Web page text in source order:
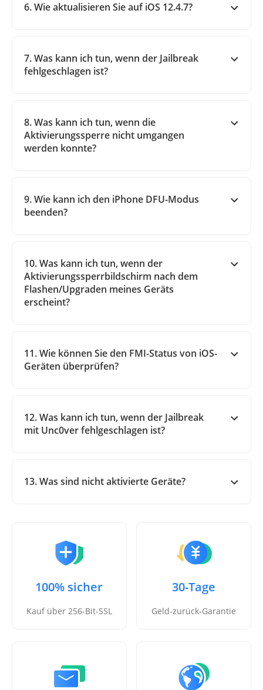
6. Wie aktualisieren Sie auf iOS 12.4.7?
7. Was kann ich tun, wenn der Jailbreak
fehlgeschlagen ist?
8. Was kann ich tun, wenn die
Aktivierungssperre nicht umgangen
werden konnte?
9. Wie kann ich den iPhone DFU-Modus
beenden?
10. Was kann ich tun, wenn der
Aktivierungssperrbildschirm nach dem
Flashen/Upgraden meines Geräts
erscheint?
11. Wie können Sie den FMI-Status von iOS-
Geräten überprüfen?
12. Was kann ich tun, wenn der Jailbreak
mit Unc0ver fehlgeschlagen ist?
13. Was sind nicht aktivierte Geräte?
100% sicher
Kauf über 256-Bit-SSL
30-Tage
Geld-zurück-Garantie